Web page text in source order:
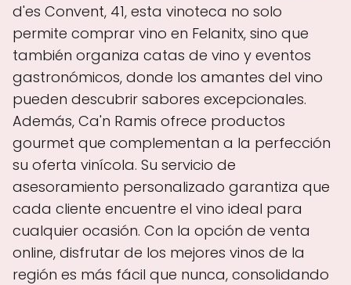
d'es Convent, 41, esta vinoteca no solo
permite comprar vino en Felanitx, sino que
también organiza catas de vino y eventos
gastronómicos, donde los amantes del vino
pueden descubrir sabores excepcionales.
Además, Ca'n Ramis ofrece productos
gourmet que complementan a la perfección
su oferta vinícola. Su servicio de
asesoramiento personalizado garantiza que
cada cliente encuentre el vino ideal para
cualquier ocasión. Con la opción de venta
online, disfrutar de los mejores vinos de la
región es más fácil que nunca, consolidando